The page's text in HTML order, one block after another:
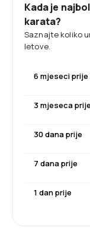
Kada je
karata?
Saznajte koliko
letove.
6 mjeseci prije
3 mjeseca prije
30 dana prije
7 dana prije
1 dan prije